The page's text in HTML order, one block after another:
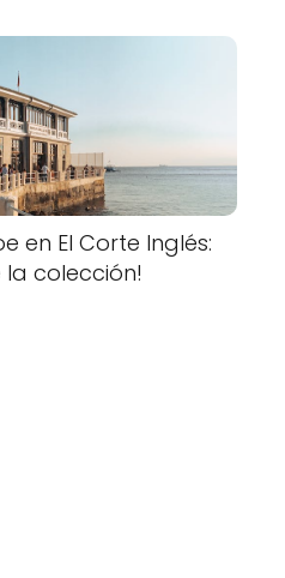
en El Corte Inglés:
la colección!